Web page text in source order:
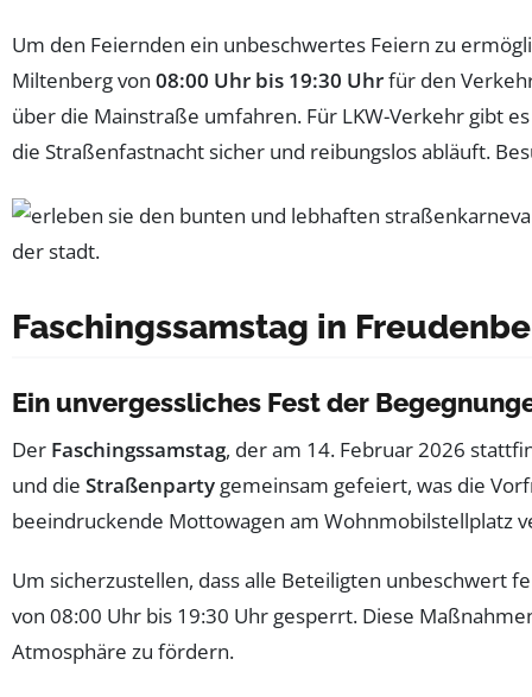
Um den Feiernden ein unbeschwertes Feiern zu
Miltenberg von 08:00 Uhr bis 19:30 Uhrfür den
über die Mainstraße umfahren. Für LKW-Verkehr gibt
die Straßenfastnacht sicher und reibungslos abläuft.
Faschingssamstag in
Ein unvergessliches Fest der
Der Faschingssamstag, der am 14. Februar 2026
und die Straßenparty gemeinsam gefeiert, was die
beeindruckende Mottowagen am Wohnmobilstellplatz
Um sicherzustellen, dass alle Beteiligten unbeschwert
von 08:00 Uhr bis 19:30 Uhr gesperrt. Diese
Atmosphäre zu fördern.